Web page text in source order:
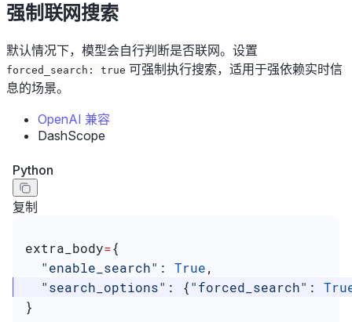
强制联网搜索
默认情况下，模型会自行判断是否联网。设置
forced_search: true 可强制执行搜索，适用于强依赖实时信
息的场景。
OpenAI 兼容
DashScope
Python
复制
extra_body={
  "enable_search"
: True,
  "search_options"
: {"forced_search" :
}